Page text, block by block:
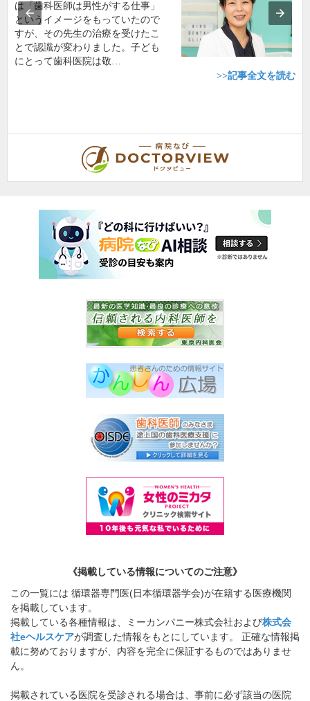
は「歯科医師は男性がする仕事」
というイメージをもっていたので
すが、その先生の治療を受けたこ
とで認識が変わりました。子ども
にとって歯科医院は敬…
>>記事全文を読む
《掲載している情報についてのご注意》
この一覧には 循環器専門医(日本循環器学会)が在籍する医療機関
を掲載しています。
掲載している各種情報は、ミーカンパニー株式会社および株式会
社eヘルスケアが調査した情報をもとにしています。 正確な情報掲
載に努めておりますが、内容を完全に保証するものではありませ
ん。
掲載されている医院を受診される場合は、事前に必ず該当の医院